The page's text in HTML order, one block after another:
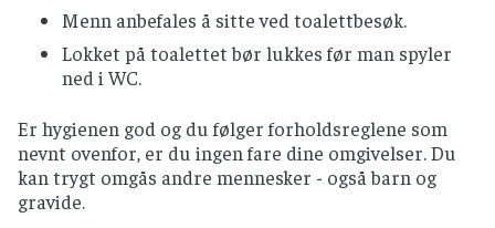
Hold rå og ferdiglaget mat atskilt.
Skyll frukt og grønnsaker grundig med
rennende vann.
Personer som lager eller håndterer maten
skal være friske (ikke ha magesyke, være
forkjølet eller ha betente sår på hendende).
Mikrobølgeovnmat bør røres rundt og la stå i
Menn anbefales å sitte ved toalettbesøk.
Lokket på toalettet bør lukkes før man spyler
ned i WC.
Er hygienen god og du følger forholdsreglene som
nevnt ovenfor, er du ingen fare dine omgivelser. Du
kan trygt omgås andre mennesker - også barn og
gravide.